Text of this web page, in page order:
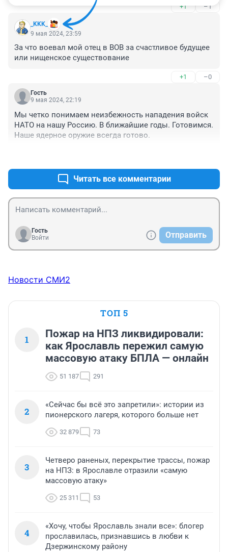
+1 –1
_KKK_
9 мая 2024, 23:59
За что воевал мой отец в ВОВ за счастливое будущее
или нищенское существование
+1 –0
Гость
9 мая 2024, 22:19
Мы четко понимаем неизбежность нападения войск
НАТО на нашу Россию. В ближайшие годы. Готовимся.
Наше ядерное оружие всегда готово.
Читать все комментарии
Гость
Войти
Отправить
Новости СМИ2
ТОП 5
1
Пожар на НПЗ ликвидировали:
как Ярославль пережил самую
массовую атаку БПЛА — онлайн
51 187 291
2
«Сейчас бы всё это запретили»: истории из
пионерского лагеря, которого больше нет
32 879 73
3
Четверо раненых, перекрытие трассы, пожар
на НПЗ: в Ярославле отразили «самую
массовую атаку»
25 311 53
4
«Хочу, чтобы Ярославль знали все»: блогер
прославилась, признавшись в любви к
Дзержинскому району